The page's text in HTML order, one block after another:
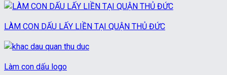
LÀM CON DẤU LẤY LIỀN TẠI QUẬN THỦ ĐỨC
Làm con dấu logo